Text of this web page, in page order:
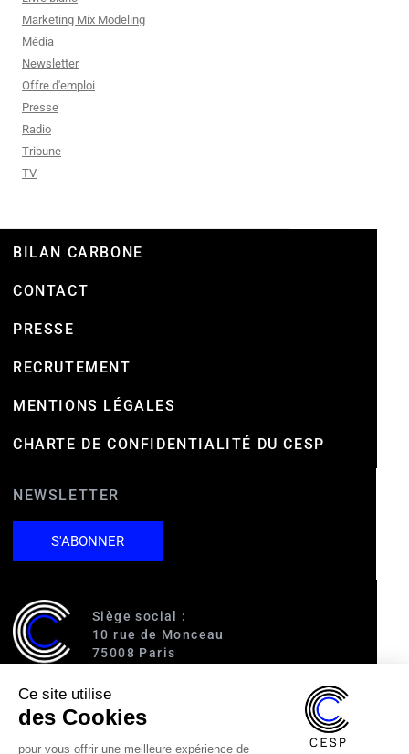
Marketing Mix Modeling
Média
Newsletter
Offre d'emploi
Presse
Radio
Tribune
TV
BILAN CARBONE
CONTACT
PRESSE
RECRUTEMENT
MENTIONS LÉGALES
CHARTE DE CONFIDENTIALITÉ DU CESP
NEWSLETTER
S'ABONNER
Siège social :
10 rue de Monceau
75008 Paris
Accès :
RER A (Charles de Gaulle-Étoile)
Ligne 1 (George V)
Ce site utilise
des Cookies
pour vous offrir une meilleure expérience de